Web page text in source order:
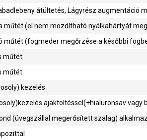
átültetés, Lágyrész augmentáció
műtét (el nem mozdítható nyálkahártyát
műtét (fogmeder megőrzése a későbbi
műtét
műtét
kezelés
ajaktöltéssel(+hialuronsav vagy
(üvegszállal megerősített szalag)